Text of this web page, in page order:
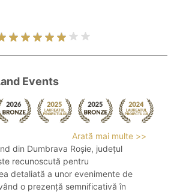
Events
Arată mai multe >>
din Dumbrava Roșie, județul
recunoscută pentru
detaliată a unor evenimente de
o prezență semnificativă în